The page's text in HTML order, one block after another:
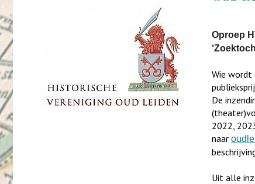
Oproep
Wie wordt
De
2022,
naar
Uit alle